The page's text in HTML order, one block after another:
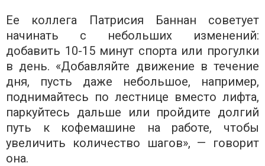
Ее коллега Патрисия Баннан советует
начинать с небольших изменений:
добавить 10-15 минут спорта или прогулки
в день. «Добавляйте движение в течение
дня, пусть даже небольшое, например,
поднимайтесь по лестнице вместо лифта,
паркуйтесь дальше или пройдите долгий
путь к кофемашине на работе, чтобы
увеличить количество шагов», — говорит
она.